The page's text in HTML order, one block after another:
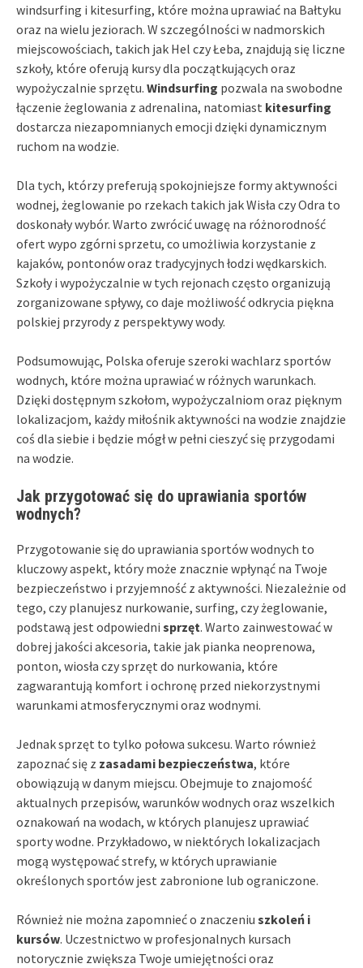
windsurfing i kitesurfing, które można uprawiać na Bałtyku
oraz na wielu jeziorach. W szczególności w nadmorskich
miejscowościach, takich jak Hel czy Łeba, znajdują się liczne
szkoły, które oferują kursy dla początkujących oraz
wypożyczalnie sprzętu. Windsurfing pozwala na swobodne
łączenie żeglowania z adrenalina, natomiast kitesurfing
dostarcza niezapomnianych emocji dzięki dynamicznym
ruchom na wodzie.
Dla tych, którzy preferują spokojniejsze formy aktywności
wodnej, żeglowanie po rzekach takich jak Wisła czy Odra to
doskonały wybór. Warto zwrócić uwagę na różnorodność
ofert wypo zgórni sprzetu, co umożliwia korzystanie z
kajaków, pontonów oraz tradycyjnych łodzi wędkarskich.
Szkoły i wypożyczalnie w tych rejonach często organizują
zorganizowane spływy, co daje możliwość odkrycia piękna
polskiej przyrody z perspektywy wody.
Podsumowując, Polska oferuje szeroki wachlarz sportów
wodnych, które można uprawiać w różnych warunkach.
Dzięki dostępnym szkołom, wypożyczalniom oraz pięknym
lokalizacjom, każdy miłośnik aktywności na wodzie znajdzie
coś dla siebie i będzie mógł w pełni cieszyć się przygodami
na wodzie.
Jak przygotować się do uprawiania sportów
wodnych?
Przygotowanie się do uprawiania sportów wodnych to
kluczowy aspekt, który może znacznie wpłynąć na Twoje
bezpieczeństwo i przyjemność z aktywności. Niezależnie od
tego, czy planujesz nurkowanie, surfing, czy żeglowanie,
podstawą jest odpowiedni sprzęt. Warto zainwestować w
dobrej jakości akcesoria, takie jak pianka neoprenowa,
ponton, wiosła czy sprzęt do nurkowania, które
zagwarantują komfort i ochronę przed niekorzystnymi
warunkami atmosferycznymi oraz wodnymi.
Jednak sprzęt to tylko połowa sukcesu. Warto również
zapoznać się z zasadami bezpieczeństwa, które
obowiązują w danym miejscu. Obejmuje to znajomość
aktualnych przepisów, warunków wodnych oraz wszelkich
oznakowań na wodach, w których planujesz uprawiać
sporty wodne. Przykładowo, w niektórych lokalizacjach
mogą występować strefy, w których uprawianie
określonych sportów jest zabronione lub ograniczone.
Również nie można zapomnieć o znaczeniu szkoleń i
kursów. Uczestnictwo w profesjonalnych kursach
notorycznie zwiększa Twoje umiejętności oraz